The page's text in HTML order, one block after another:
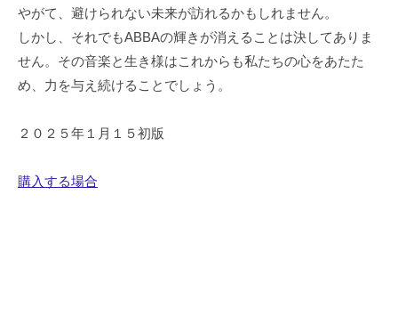
やがて、避けられない未来が訪れるかもしれません。
しかし、それでもABBAの輝きが消えることは決してありま
せん。その音楽と生き様はこれからも私たちの心をあたた
め、力を与え続けることでしょう。
２０２５年１月１５初版
購入する場合